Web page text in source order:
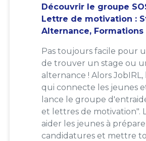
Découvrir le groupe
Lettre de motivation :
Alternance, Formations
Pas toujours facile pour
de trouver un stage ou
alternance ! Alors JobIRL,
qui connecte les jeunes
lance le groupe
et lettres de motivation".
aider les jeunes à
candidatures et mettre